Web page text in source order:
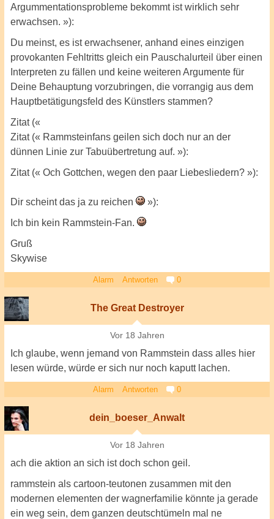
Argummentationsprobleme bekommt ist wirklich sehr
erwachsen. »):
Du meinst, es ist erwachsener, anhand eines einzigen
provokanten Fehltritts gleich ein Pauschalurteil über einen
Interpreten zu fällen und keine weiteren Argumente für
Deine Behauptung vorzubringen, die vorrangig aus dem
Hauptbetätigungsfeld des Künstlers stammen?
Zitat («
Zitat (« Rammsteinfans geilen sich doch nur an der
dünnen Linie zur Tabuübertretung auf. »):
Zitat (« Och Gottchen, wegen den paar Liebesliedern? »):
Dir scheint das ja zu reichen
»):
Ich bin kein Rammstein-Fan.
Gruß
Skywise
Alarm Antworten 0
The Great Destroyer
Vor 18 Jahren
Ich glaube, wenn jemand von Rammstein dass alles hier
lesen würde, würde er sich nur noch kaputt lachen.
Alarm Antworten 0
dein_boeser_Anwalt
Vor 18 Jahren
ach die aktion an sich ist doch schon geil.
rammstein als cartoon-teutonen zusammen mit den
modernen elementen der wagnerfamilie könnte ja gerade
ein weg sein, dem ganzen deutschtümeln mal ne